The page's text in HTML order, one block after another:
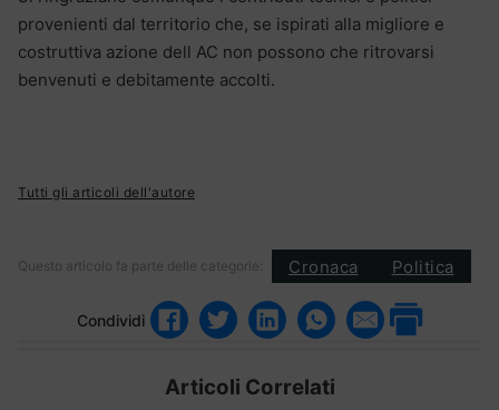
provenienti dal territorio che, se ispirati alla migliore e
costruttiva azione dell AC non possono che ritrovarsi
benvenuti e debitamente accolti.
Tutti gli articoli dell'autore
Questo articolo fa parte delle categorie: Cronaca Politica
Condividi
Articoli Correlati